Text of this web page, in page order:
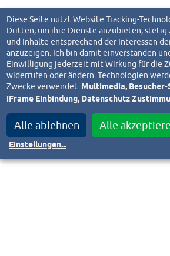
Diese Seite nutzt Website Tracking-
Dritten, um ihre Dienste anzubieten, stetig
und Inhalte entsprechend der Interessen
anzuzeigen. Ich bin damit einverstanden
Einwilligung jederzeit mit Wirkung für die
widerrufen oder ändern. Technologien
Zwecke verwendet:Multimedia,
iFrame Einbindung, Datenschutz
Alle ablehnen Alle
Einstellungen...